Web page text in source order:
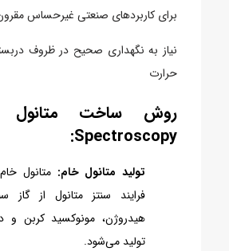
برای کاربردهای صنعتی غیرحساس
نیاز به نگهداری صحیح در ظروف
حرارت
Spectroscopy:
تولید متانول خام: متانول
فرایند سنتز متانول از گاز
هیدروژن، مونوکسید کربن و
تولید می‌شود.